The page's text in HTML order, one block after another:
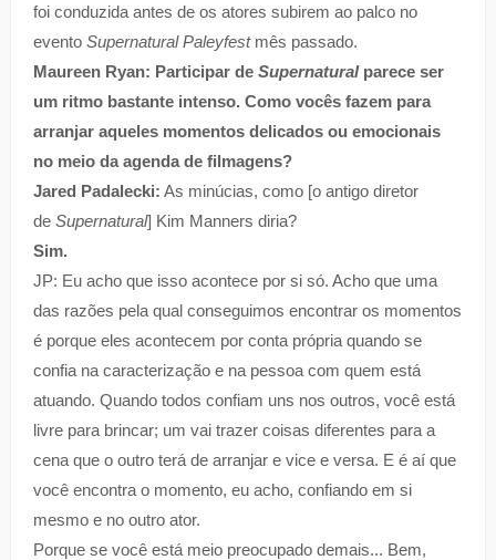
foi conduzida antes de os atores subirem ao palco no
evento Supernatural Paleyfestmês passado.
Maureen Ryan: Participar de Supernaturalparece ser
um ritmo bastante intenso. Como vocês fazem para
arranjar aqueles momentos delicados ou emocionais
no meio da agenda de filmagens?
Jared Padalecki: As minúcias, como [o antigo diretor
de Supernatural] Kim Manners diria?
Sim.
JP: Eu acho que isso acontece por si só. Acho que uma
das razões pela qual conseguimos encontrar os momentos
é porque eles acontecem por conta própria quando se
confia na caracterização e na pessoa com quem está
atuando. Quando todos confiam uns nos outros, você está
livre para brincar; um vai trazer coisas diferentes para a
cena que o outro terá de arranjar e vice e versa. E é aí que
você encontra o momento, eu acho, confiando em si
mesmo e no outro ator.
Porque se você está meio preocupado demais... Bem,